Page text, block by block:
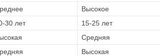
Высокое
30 лет
15-25 лет
Средняя
Высокая